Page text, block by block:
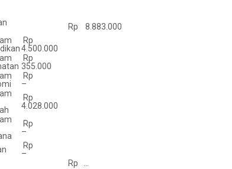
Rp 8.883.000
Rp
4.500.000
Rp
355.000
Rp
–
Rp
4.028.000
Rp
–
Rp
–
Rp …